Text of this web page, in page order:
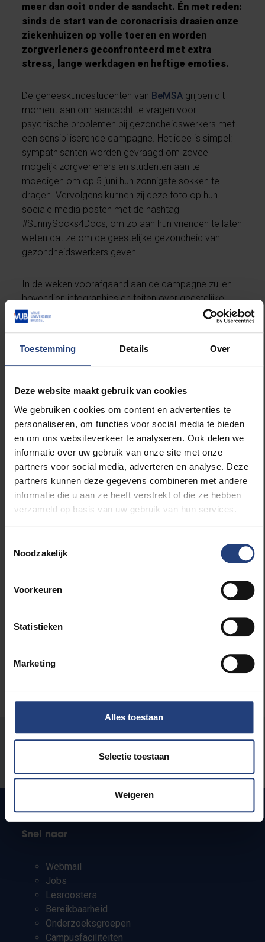
Toestemming Details Over
Deze website maakt gebruik van cookies
We gebruiken cookies om content en advertenties te
personaliseren, om functies voor social media te bieden
en om ons websiteverkeer te analyseren. Ook delen we
informatie over uw gebruik van onze site met onze
partners voor social media, adverteren en analyse. Deze
partners kunnen deze gegevens combineren met andere
informatie die u aan ze heeft verstrekt of die ze hebben
verzameld op basis van uw gebruik van hun services.
Noodzakelijk
Voorkeuren
Statistieken
Marketing
Alles toestaan
Selectie toestaan
Weigeren
meer dan ooit onder de aandacht. Én met reden:
sinds de start van de coronacrisis draaien onze
ziekenhuizen op volle toeren en worden
zorgverleners geconfronteerd met extra
stress, lange werkdagen en heftige emoties.
De geneeskundestudenten van BeMSA grijpen dit
moment aan om aandacht te vragen voor
psychische problemen bij gezondheidswerkers met
een sensibiliserende campagne. Het idee is simpel:
sympathisanten worden gevraagd om zoveel
mogelijk zorgverleners en studenten aan te
moedigen om op 5 juni hun zonnigste sokken te
dragen. Vervolgens kunnen zij deze foto op hun
sociale media posten met de hashtag
#SunnySocks4Docs, om zo aan hun vrienden te laten
weten dat ze om de geestelijke gezondheid van
gezondheidswerkers geven.
In de weken voorafgaand aan de campagne zullen
bovendien infographics en feiten over geestelijke
gezondheid gedeeld worden op de sociale
mediakanalen van
gezondheidswerkers te vergroten. Zo kan de
discussie over dit prangende onderwerp
gezondheidssector dat ze er niet alleen voor staan.
Bezoek het Facebook-evenementen de sociale
mediakanalen van BeMSA voor meer informatie
en updates.
Stond er een fout op deze pagina?
Snel naar
Webmail
Jobs
Lesroosters
Bereikbaarheid
Onderzoeksgroepen
Campusfaciliteiten